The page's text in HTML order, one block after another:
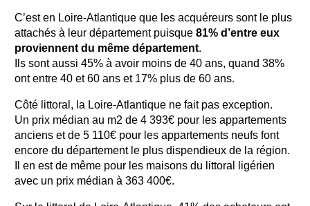
C’est en Loire-Atlantique que les acquéreurs sont le plus
attachés à leur département puisque 81% d’entre eux
proviennent du même département.
Ils sont aussi 45% à avoir moins de 40 ans, quand 38%
ont entre 40 et 60 ans et 17% plus de 60 ans.
Côté littoral, la Loire-Atlantique ne fait pas exception.
Un prix médian au m2 de 4 393€ pour les appartements
anciens et de 5 110€ pour les appartements neufs font
encore du département le plus dispendieux de la région.
Il en est de même pour les maisons du littoral ligérien
avec un prix médian à 363 400€.